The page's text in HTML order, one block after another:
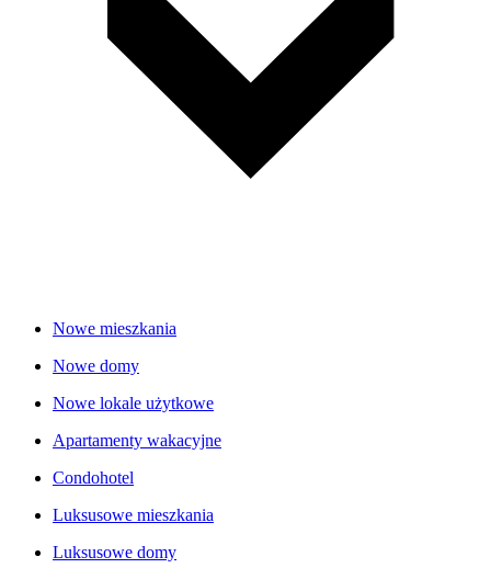
Nowe mieszkania
Nowe domy
Nowe lokale użytkowe
Apartamenty wakacyjne
Condohotel
Luksusowe mieszkania
Luksusowe domy